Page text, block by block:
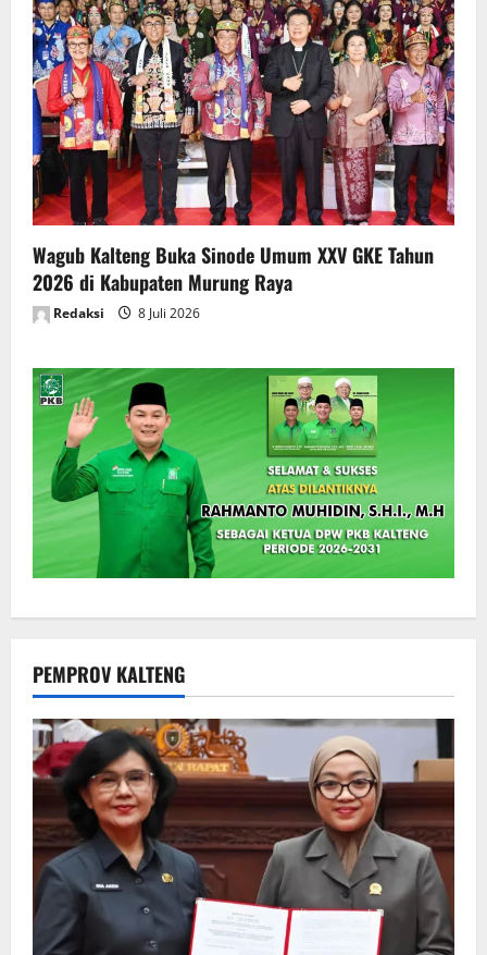
Wagub Kalteng Buka Sinode Umum XXV GKE Tahun
2026 di Kabupaten Murung Raya
Redaksi 8 Juli 2026
PEMPROV KALTENG